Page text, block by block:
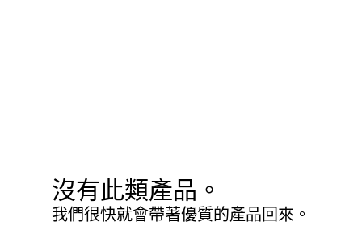
沒有此類產品。
我們很快就會帶著優質的產品回來。